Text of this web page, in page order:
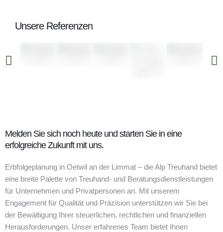
Unsere Referenzen
Melden Sie sich noch heute und starten Sie in eine
erfolgreiche Zukunft mit uns.
Erbfolgeplanung in Oetwil an der Limmat – die Alp Treuhand bietet
eine breite Palette von Treuhand- und Beratungsdienstleistungen
für Unternehmen und Privatpersonen an. Mit unserem
Engagement für Qualität und Präzision unterstützen wir Sie bei
der Bewältigung Ihrer steuerlichen, rechtlichen und finanziellen
Herausforderungen. Unser erfahrenes Team bietet Ihnen